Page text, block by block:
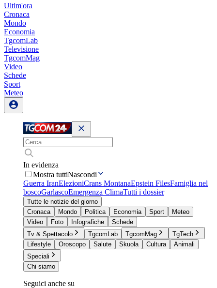
Ultim'ora
Cronaca
Mondo
Economia
TgcomLab
Televisione
TgcomMag
Video
Schede
Sport
Meteo
In evidenza
Mostra tuttiNascondi
Guerra IranElezioniCrans MontanaEpstein FilesFamiglia nel
boscoGarlascoEmergenza ClimaTutti i dossier
Tutte le notizie del giorno
Cronaca
Mondo Politica Economia Sport
Meteo
Video
Foto Infografiche
Schede
Tv & Spettacolo
TgcomLab TgcomMag
TgTech
Lifestyle
Oroscopo Salute Skuola Cultura
Animali
Speciali
Chi siamo
Seguici anche su